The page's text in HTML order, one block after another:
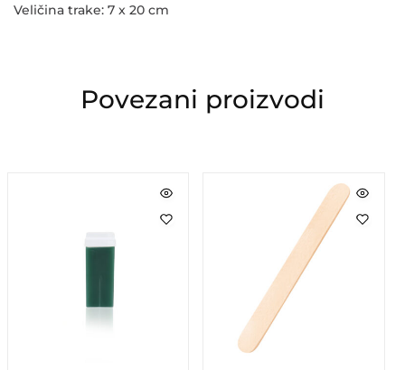
Veličina trake: 7 x 20 cm
Povezani proizvodi